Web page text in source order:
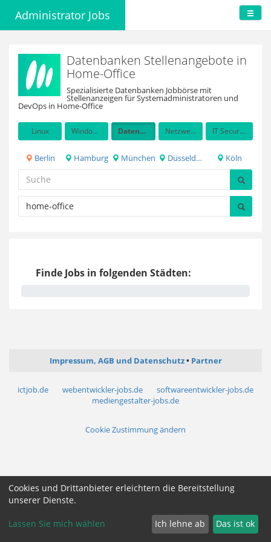
Administrator Jobs
Datenbanken Stellenangebote in
Home-Office
Spezialisierte Datenbanken Jobbörse mit
Stellenanzeigen für Systemadministratoren und
DevOps in Home-Office
Linux Windows Server Datenbanken Netzwerkadministration IT Security / Auditing
Berlin Hamburg München Düsseldorf Köln
Finde Jobs in folgenden Städten:
Impressum, AGB und Datenschutz Partner
ictjob.de webentwickler-jobs.de
softwareentwickler-jobs.de
mediengestalter-jobs.de
Cookie Zustimmung ändern
Cookies und Drittanbieter erleichtern die Bereitstellung
unserer Dienste.
Lassen Sie mich wählen Ich lehne ab Das ist ok